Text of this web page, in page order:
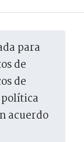
de
de
acuerdo